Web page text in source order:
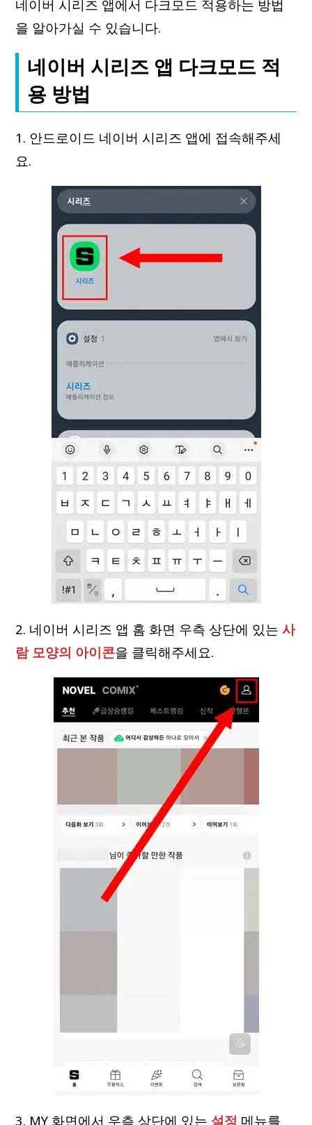
네이버 시리즈 앱에서 다크모드 적용하는 방법
을 알아가실 수 있습니다.
네이버 시리즈 앱 다크모드 적
용 방법
1. 안드로이드 네이버 시리즈 앱에 접속해주세
요.
2. 네이버 시리즈 앱 홈 화면 우측 상단에 있는사
람 모양의 아이콘을 클릭해주세요.
3. MY 화면에서 우측 상단에 있는설정 메뉴를